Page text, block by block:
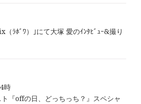
（ﾗﾎﾞﾜ）｣にて大塚 愛のｲﾝﾀﾋﾞｭｰ&撮り
時
『offの日、どっちっち？』スペシャ